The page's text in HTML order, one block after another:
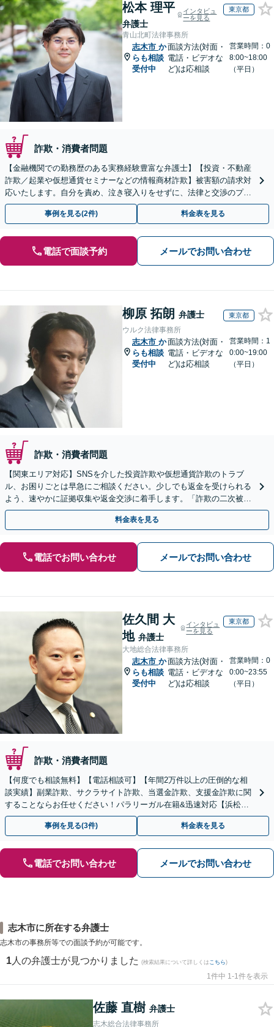
松本 理平
弁護士
インタビュ
ーを見る
東京都
青山北町法律事務所
志木市 か
らも相談
受付中
面談方法(対面・
電話・ビデオな
ど)は応相談
営業時間：0
8:00~18:00
（平日）
詐欺・消費者問題
【金融機関での勤務歴のある実務経験豊富な弁護士】【投資・不動産
詐欺／起業や仮想通貨セミナーなどの情報商材詐欺】被害額の請求対
応いたします。自分を責め、泣き寝入りをせずに、法律と交渉のプロ
にまずはご相談ください。【表参道駅から徒歩3分】
事例を見る(2件) 料金表を見る
電話で面談予約 メールでお問い合わせ
柳原 拓朗 弁護士 東京都
ウルク法律事務所
志木市 か
らも相談
受付中
面談方法(対面・
電話・ビデオな
ど)は応相談
営業時間：1
0:00~19:00
（平日）
詐欺・消費者問題
【関東エリア対応】SNSを介した投資詐欺や仮想通貨詐欺のトラブ
ル、お困りごとは早急にご相談ください。少しでも返金を受けられる
よう、速やかに証拠収集や返金交渉に着手します。「詐欺の二次被
害」のご相談も対応します【初回相談無料】【Web相談可】
料金表を見る
電話でお問い合わせ メールでお問い合わせ
佐久間 大
地 弁護士
インタビュ
ーを見る
東京都
大地総合法律事務所
志木市 か
らも相談
受付中
面談方法(対面・
電話・ビデオな
ど)は応相談
営業時間：0
0:00~23:55
（平日）
詐欺・消費者問題
【何度でも相談無料】【電話相談可】【年間2万件以上の圧倒的な相
談実績】副業詐欺、サクラサイト詐欺、当選金詐欺、支援金詐欺に関
することならお任せください！パラリーガル在籍&迅速対応【浜松町
駅1分】※結婚詐欺・ロマンス詐欺に関するご相談はお断り
事例を見る(3件) 料金表を見る
電話でお問い合わせ メールでお問い合わせ
志木市に所在する弁護士
志木市の事務所等での面談予約が可能です。
1 人の弁護士が見つかりました (検索結果について詳しくは こちら)
1件中 1-1件を表示
佐藤 直樹 弁護士
志木総合法律事務所